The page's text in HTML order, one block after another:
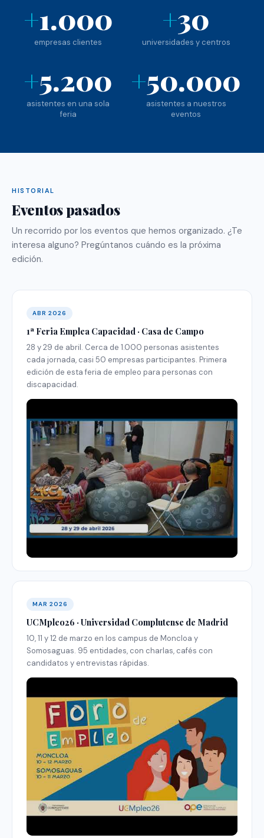
+1.000
empresas clientes
+30
universidades y centros
+5.200
asistentes en una sola
feria
+50.000
asistentes a nuestros
eventos
HISTORIAL
Eventos pasados
Un recorrido por los eventos que hemos organizado. ¿Te
interesa alguno? Pregúntanos cuándo es la próxima
edición.
ABR 2026
1ª Feria Emplea Capacidad · Casa de Campo
28 y 29 de abril. Cerca de 1.000 personas asistentes
cada jornada, casi 50 empresas participantes. Primera
edición de esta feria de empleo para personas con
discapacidad.
MAR 2026
UCMpleo26 · Universidad Complutense de Madrid
10, 11 y 12 de marzo en los campus de Moncloa y
Somosaguas. 95 entidades, con charlas, cafés con
candidatos y entrevistas rápidas.